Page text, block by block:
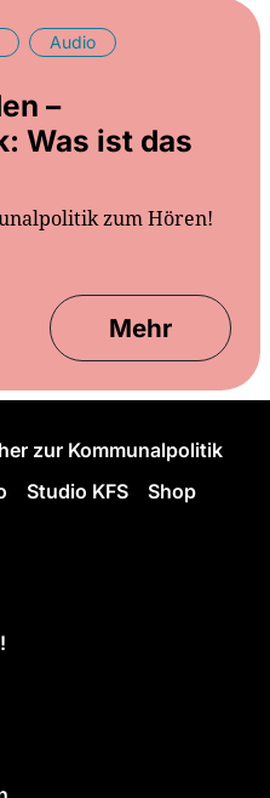
Audio
–
Was ist das
zum Hören!
Mehr
zur Kommunalpolitik
Studio KFS Shop